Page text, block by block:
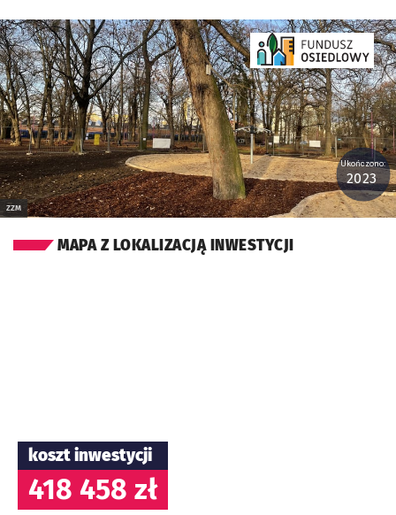
Kliknij, aby powiększyć
ZZM
Ukończono:
2023
MAPA Z LOKALIZACJĄ INWESTYCJI
koszt inwestycji
418 458 zł